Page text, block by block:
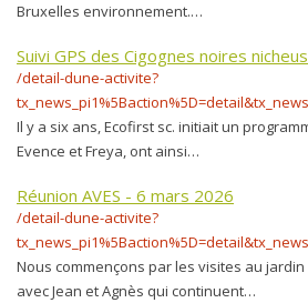
Bruxelles environnement.…
Suivi GPS des Cigognes noires
/detail-dune-activite?
Il y a six ans, Ecofirst sc. initiait un
Evence et Freya, ont ainsi…
Réunion AVES - 6 mars 2026
/detail-dune-activite?
Nous commençons par les visites au
avec Jean et Agnès qui continuent…